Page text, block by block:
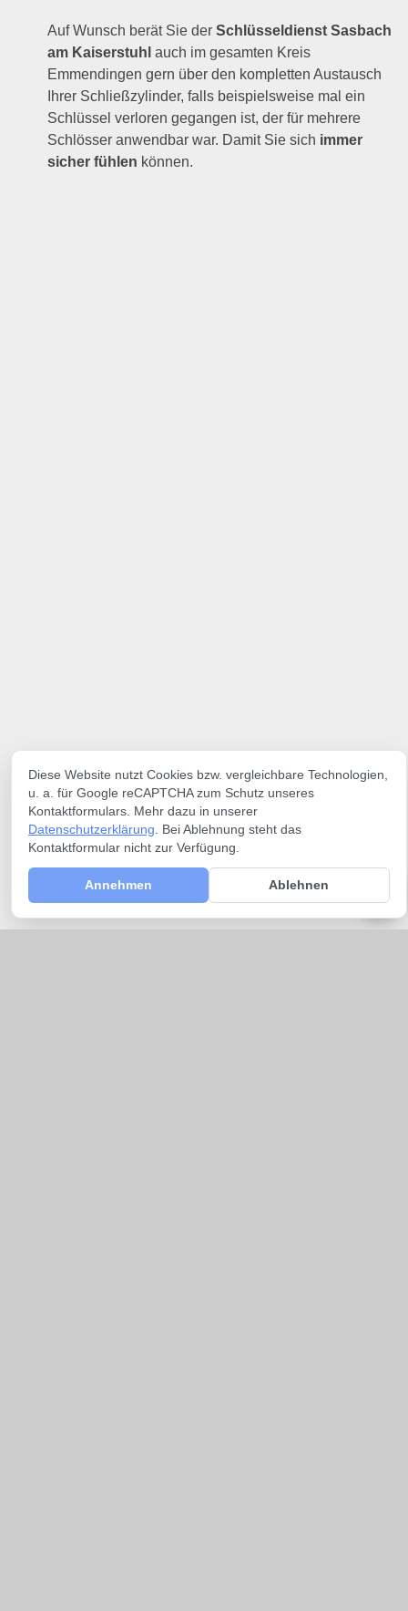
Auf Wunsch berät Sie derSchlüsseldienst Sasbach
am Kaiserstuhl auch im gesamten Kreis
Emmendingen gern über den kompletten Austausch
Ihrer Schließzylinder, falls beispielsweise mal ein
Schlüssel verloren gegangen ist, der für mehrere
Schlösser anwendbar war. Damit Sie sich immer
sicher fühlen können.
Diese Website nutzt Cookies bzw. vergleichbare Technologien,
u. a. für Google reCAPTCHA zum Schutz unseres
Kontaktformulars. Mehr dazu in unserer
Datenschutzerklärung . Bei Ablehnung steht das
Kontaktformular nicht zur Verfügung.
Annehmen Ablehnen